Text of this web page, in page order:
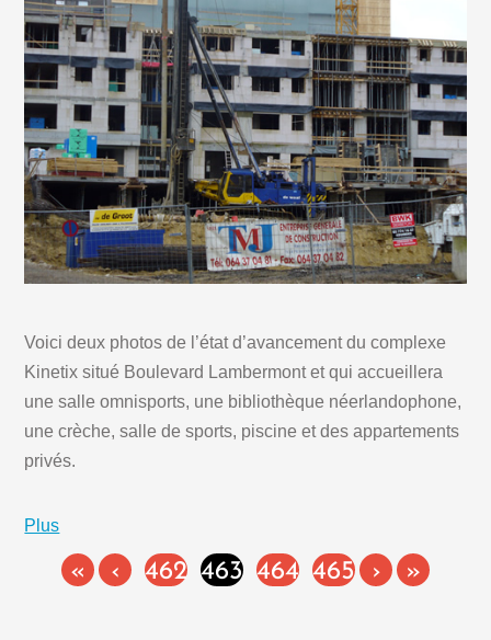
Voici deux photos de l’état d’avancement du complexe
Kinetix situé Boulevard Lambermont et qui accueillera
une salle omnisports, une bibliothèque néerlandophone,
une crèche, salle de sports, piscine et des appartements
privés.
Plus
« ‹ 462 463 464 465 › »